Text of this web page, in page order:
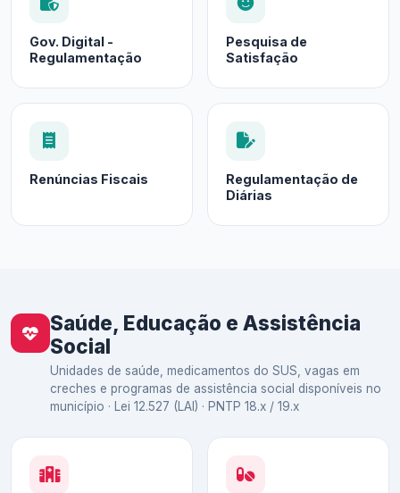
Gov. Digital -
Regulamentação
Pesquisa de
Satisfação
Renúncias Fiscais
Regulamentação de
Diárias
Saúde, Educação e Assistência
Social
Unidades de saúde, medicamentos do SUS, vagas em
creches e programas de assistência social disponíveis no
município · Lei 12.527 (LAI) · PNTP 18.x / 19.x